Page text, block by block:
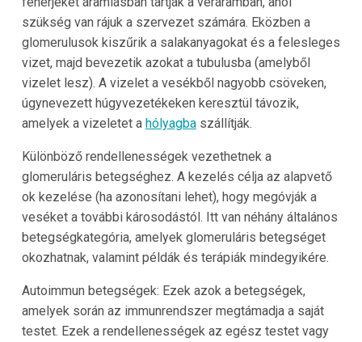
szükség van rájuk a szervezet számára. Eközben a
glomerulusok kiszűrik a salakanyagokat és a felesleges
vizet, majd bevezetik azokat a tubulusba (amelyből
vizelet lesz). A vizelet a vesékből nagyobb csöveken,
úgynevezett húgyvezetékeken keresztül távozik,
amelyek a vizeletet a hólyagbaszállítják.
Különböző rendellenességek vezethetnek a
glomeruláris betegséghez. A kezelés célja az alapvető
ok kezelése (ha azonosítani lehet), hogy megóvják a
veséket a további károsodástól. Itt van néhány általános
betegségkategória, amelyek glomeruláris betegséget
okozhatnak, valamint példák és terápiák mindegyikére.
Autoimmun betegségek: Ezek azok a betegségek,
amelyek során az immunrendszer megtámadja a saját
testet. Ezek a rendellenességek az egész testet vagy